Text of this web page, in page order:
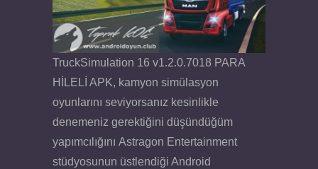
TruckSimulation 16 v1.2.0.7018 PARA
HİLELİ APK, kamyon simülasyon
oyunlarını seviyorsanız kesinlikle
denemeniz gerektiğini düşündüğüm
yapımcılığını Astragon Entertainment
stüdyosunun üstlendiği Android